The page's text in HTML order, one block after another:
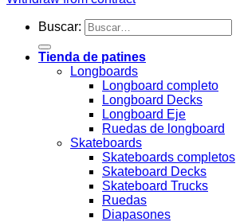
Buscar:
Tienda de patines
Longboards
Longboard completo
Longboard Decks
Longboard Eje
Ruedas de longboard
Skateboards
Skateboards completos
Skateboard Decks
Skateboard Trucks
Ruedas
Diapasones